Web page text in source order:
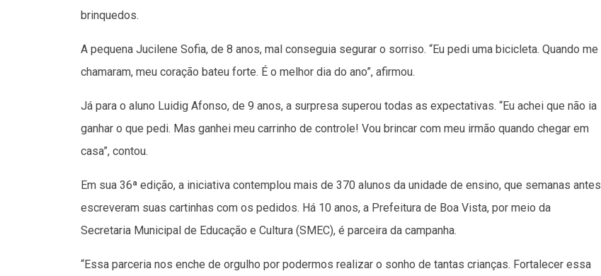
brinquedos.
A pequena Jucilene Sofia, de 8 anos, mal conseguia segurar o sorriso. “Eu pedi uma bicicleta. Quando me
chamaram, meu coração bateu forte. É o melhor dia do ano”, afirmou.
Já para o aluno Luidig Afonso, de 9 anos, a surpresa superou todas as expectativas. “Eu achei que não ia
ganhar o que pedi. Mas ganhei meu carrinho de controle! Vou brincar com meu irmão quando chegar em
casa”, contou.
Em sua 36ª edição, a iniciativa contemplou mais de 370 alunos da unidade de ensino, que semanas antes
escreveram suas cartinhas com os pedidos. Há 10 anos, a Prefeitura de Boa Vista, por meio da
Secretaria Municipal de Educação e Cultura (SMEC), é parceira da campanha.
“Essa parceria nos enche de orgulho por podermos realizar o sonho de tantas crianças. Fortalecer essa